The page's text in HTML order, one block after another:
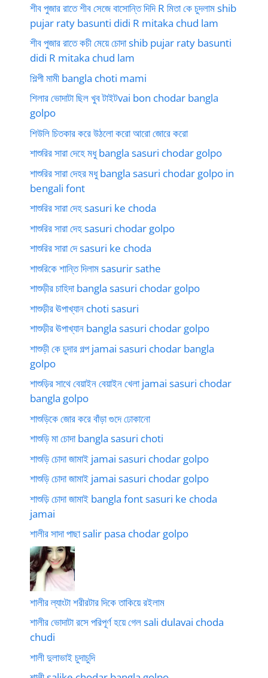
শীব পুজার রাতে শীব সেজে বাসোন্তি দিদি R মিতা কে চুদলাম shib
pujar raty basunti didi R mitaka chud lam
শীব পুজার রাতে কচী মেয়ে চোদা shib pujar raty basunti
didi R mitaka chud lam
শিল্পী মামী bangla choti mami
শিলার ভোদাটা ছিল খুব টাইটvai bon chodar bangla
golpo
শিউলি চিতকার করে উঠলো করো আরো জোরে করো
শাশুরির সারা দেহে মধু bangla sasuri chodar golpo
শাশুরির সারা দেহর মধু bangla sasuri chodar golpo in
bengali font
শাশুরির সারা দেহ sasuri ke choda
শাশুরির সারা দেহ sasuri chodar golpo
শাশুরির সারা দে sasuri ke choda
শাশুরিকে শান্তি দিলাম sasurir sathe
শাশুড়ীর চাহিদা bangla sasuri chodar golpo
শাশুড়ীর ঊপাখ্যান choti sasuri
শাশুড়ীর ঊপাখ্যান bangla sasuri chodar golpo
শাশুড়ী কে চুদার গল্প jamai sasuri chodar bangla
golpo
শাশুড়ির সাথে বেয়াইন বেয়াইন খেলা jamai sasuri chodar
bangla golpo
শাশুড়িকে জোর করে বাঁড়া গুদে ঢোকানো
শাশুড়ি মা চোদা bangla sasuri choti
শাশুড়ি চোদা জামাই jamai sasuri chodar golpo
শাশুড়ি চোদা জামাই jamai sasuri chodar golpo
শাশুড়ি চোদা জামাই bangla font sasuri ke choda
jamai
শালীর সাদা পাছা salir pasa chodar golpo
শালীর ল্যাংটা শরীরটার দিকে তাকিয়ে রইলাম
শালীর ভোদাটা রসে পরিপূর্ণ হয়ে গেল sali dulavai choda
chudi
শালী দুলাভাই চুদাচুদি